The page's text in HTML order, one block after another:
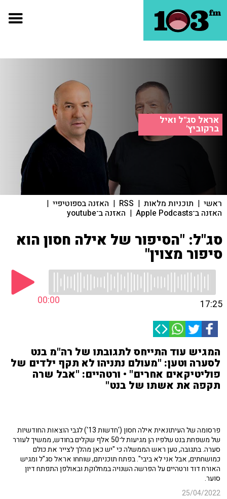
אראל סג"ל ואיל
ברקוביץ'
ראשי | תוכניות מלאות |
RSS
| האזנה בספוטיפיי |
האזנה ב־Apple Podcasts | האזנה ב־youtube
סג"ל: "הסיפור של אילה חסון הוא
סיפור מצוין"
00:00 17:25
המגיש עוד התייחס לתגובתו של רה"מ בנט
לסערה וטען: "מעולם נתניהו לא תקף ילדים של
פוליטיקאים אחרים" • ורטהיים: "אבל שרה
תקפה את אשתו של בנט"
פרסומה של העיתונאית אילה חסון ('חדשות 13') לגבי הוצאות החודשיות
של משפחת בנט שלפיו הן מגיעות ל־50 אלף שקלים בחודש, ממשיך לעורר
סערה. בתגובה, טען ראש הממשלה כי "יש כאן מהלך לצייר את כולם
כמושחתים, אבל אני לא ביבי". בפתח תוכניתם, שוחחו אראל סג"ל ומגיש
האורח דוד ורטהיים על הפרשה השנויה במחלוקת ובאולפן התפתח דיון
סוער.
25/04/2022